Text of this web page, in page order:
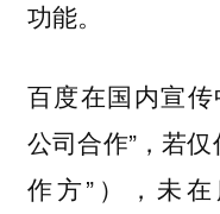
功能。
百度在国内宣
公司合作”，若
作方”），未